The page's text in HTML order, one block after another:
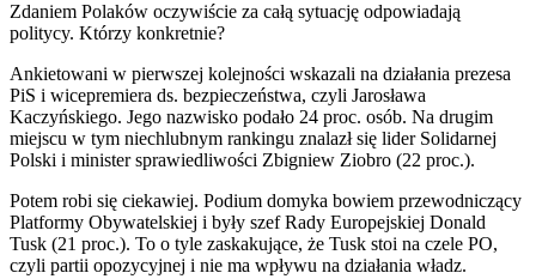
Zdaniem Polaków oczywiście za całą sytuację odpowiadają
politycy. Którzy konkretnie?
Ankietowani w pierwszej kolejności wskazali na działania prezesa
PiS i wicepremiera ds. bezpieczeństwa, czyli Jarosława
Kaczyńskiego. Jego nazwisko podało 24 proc. osób. Na drugim
miejscu w tym niechlubnym rankingu znalazł się lider Solidarnej
Polski i minister sprawiedliwości Zbigniew Ziobro (22 proc.).
Potem robi się ciekawiej. Podium domyka bowiem przewodniczący
Platformy Obywatelskiej i były szef Rady Europejskiej Donald
Tusk (21 proc.). To o tyle zaskakujące, że Tusk stoi na czele PO,
czyli partii opozycyjnej i nie ma wpływu na działania władz.